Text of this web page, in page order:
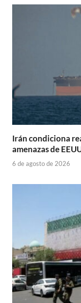
Irán condiciona
amenazas de
6 de agosto de 2026